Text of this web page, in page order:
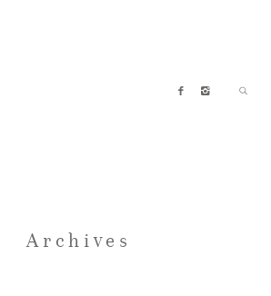
Archives